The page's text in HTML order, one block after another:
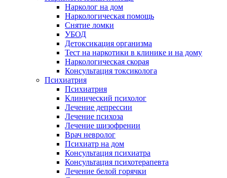
Нарколог на дом
Наркологическая помощь
Снятие ломки
УБОД
Детоксикация организма
Тест на наркотики в клинике и на дому
Наркологическая скорая
Консультация токсиколога
Психиатрия
Психиатрия
Клинический психолог
Лечение депрессии
Лечение психоза
Лечение шизофрении
Врач невролог
Психиатр на дом
Консультация психиатра
Консультация психотерапевта
Лечение белой горячки